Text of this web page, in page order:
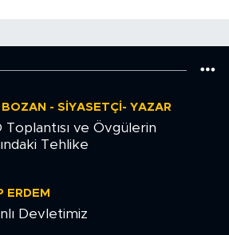
BOZAN - SIYASETÇI- YAZAR
Toplantısı ve Övgülerin
Tehlike
ERDEM
Devletimiz